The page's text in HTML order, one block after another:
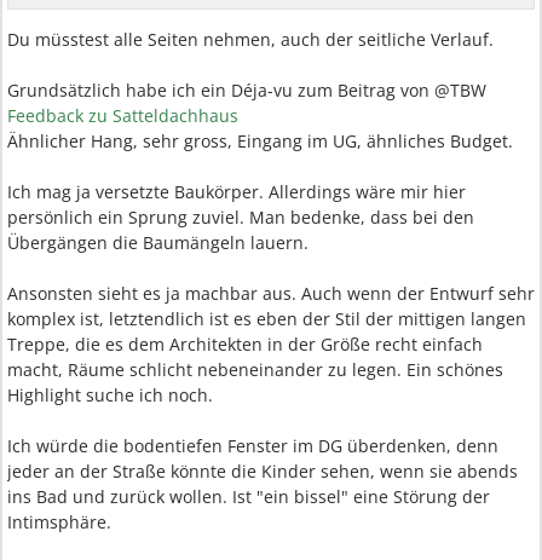
Du müsstest alle Seiten nehmen, auch der seitliche Verlauf.
Grundsätzlich habe ich ein Déja-vu zum Beitrag von @TBW
Feedback zu Satteldachhaus
Ähnlicher Hang, sehr gross, Eingang im UG, ähnliches Budget.
Ich mag ja versetzte Baukörper. Allerdings wäre mir hier
persönlich ein Sprung zuviel. Man bedenke, dass bei den
Übergängen die Baumängeln lauern.
Ansonsten sieht es ja machbar aus. Auch wenn der Entwurf sehr
komplex ist, letztendlich ist es eben der Stil der mittigen langen
Treppe, die es dem Architekten in der Größe recht einfach
macht, Räume schlicht nebeneinander zu legen. Ein schönes
Highlight suche ich noch.
Ich würde die bodentiefen Fenster im DG überdenken, denn
jeder an der Straße könnte die Kinder sehen, wenn sie abends
ins Bad und zurück wollen. Ist "ein bissel" eine Störung der
Intimsphäre.